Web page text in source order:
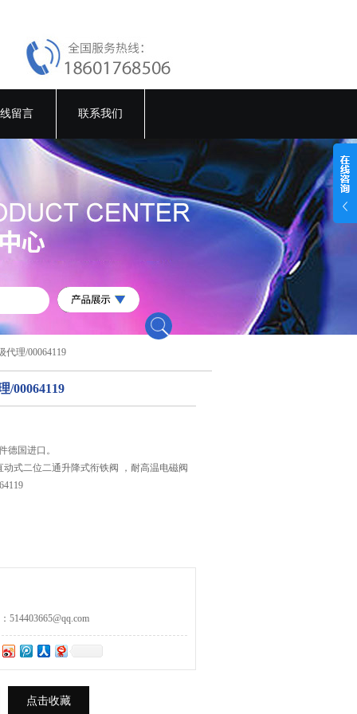
留言 联系我们
代理/00064119
/00064119
德国进口。
动式二位二通升降式衔铁阀 ，耐高温电磁阀
514403665@qq.com
点击收藏